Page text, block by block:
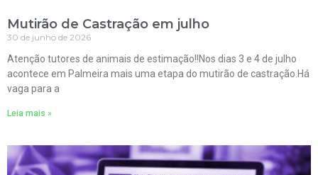
Mutirão de Castração em julho
30 de junho de 2026
Atenção tutores de animais de estimação!!Nos dias 3 e 4 de julho
acontece em Palmeira mais uma etapa do mutirão de castração.Há
vaga para a
Leia mais »